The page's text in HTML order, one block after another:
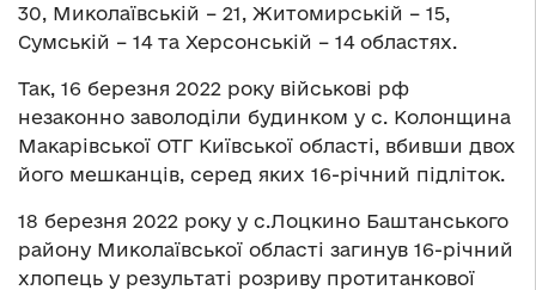
30, Миколаївській – 21, Житомирській – 15,
Сумській – 14 та Херсонській – 14 областях.
Так, 16 березня 2022 року військові рф
незаконно заволоділи будинком у с. Колонщина
Макарівської ОТГ Київської області, вбивши двох
його мешканців, серед яких 16-річний підліток.
18 березня 2022 року у с.Лоцкино Баштанського
району Миколаївської області загинув 16-річний
хлопець у результаті розриву протитанкової